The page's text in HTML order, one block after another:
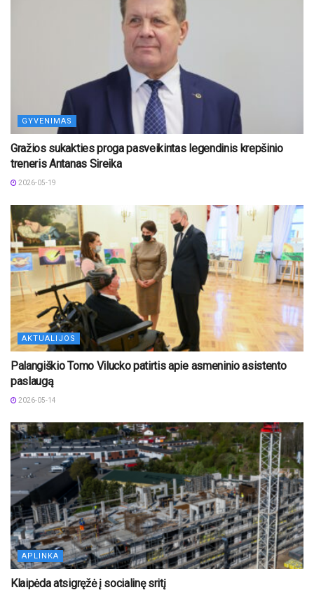
GYVENIMAS
Gražios sukakties proga pasveikintas legendinis krepšinio
treneris Antanas Sireika
2026-05-19
AKTUALIJOS
Palangiškio Tomo Vilucko patirtis apie asmeninio asistento
paslaugą
2026-05-14
APLINKA
Klaipėda atsigręžė į socialinę sritį